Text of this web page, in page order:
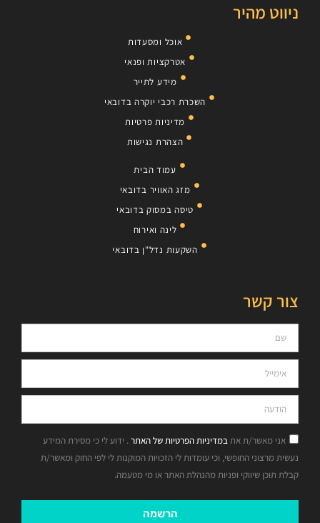
ניווט מהיר
אוכל ומסעדות
אטרקציות ופנאי
מידע לתייר
השכרת רכבי יוקרה בדובאי
מדיניות פרטיות
הצהרת נגישות
עמוד הבית
מזג האוויר בדובאי
טיסה במסוק בדובאי
לינה ואירוח
השקעות נדל"ן בדובאי
צור קשר
אני מאשר/ת אתבמדיניות הפרטיות של האתר. ידוע לי כי מסירת המידע
נעשית מרצוני החופשי, וכי עומדות לי הזכויות המוקנות לי לפי החוק ומאשר/ת
קבלת תוכן שיווקי ופניות מהנהלת האתר או מי מטעמה.
הרשמה